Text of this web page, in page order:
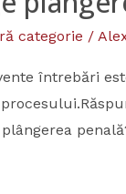
categorie /
întrebări